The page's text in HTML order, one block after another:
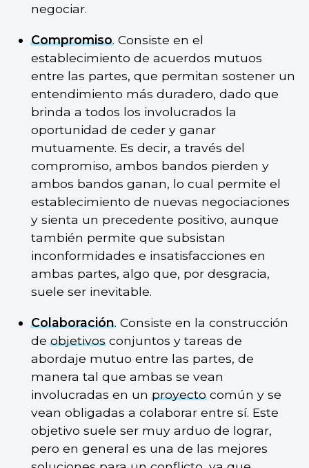
negociar.
Compromiso. Consiste en el
establecimiento de acuerdos mutuos
entre las partes, que permitan sostener un
entendimiento más duradero, dado que
brinda a todos los involucrados la
oportunidad de ceder y ganar
mutuamente. Es decir, a través del
compromiso, ambos bandos pierden y
ambos bandos ganan, lo cual permite el
establecimiento de nuevas negociaciones
y sienta un precedente positivo, aunque
también permite que subsistan
inconformidades e insatisfacciones en
ambas partes, algo que, por desgracia,
suele ser inevitable.
Colaboración. Consiste en la construcción
deobjetivosconjuntos y tareas de
abordaje mutuo entre las partes, de
manera tal que ambas se vean
involucradas en unproyectocomún y se
vean obligadas a colaborar entre sí. Este
objetivo suele ser muy arduo de lograr,
pero en general es una de las mejores